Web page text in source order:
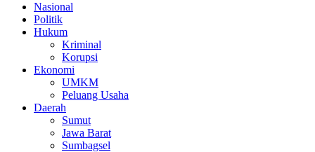
Nasional
Politik
Hukum
Kriminal
Korupsi
Ekonomi
UMKM
Peluang Usaha
Daerah
Sumut
Jawa Barat
Sumbagsel